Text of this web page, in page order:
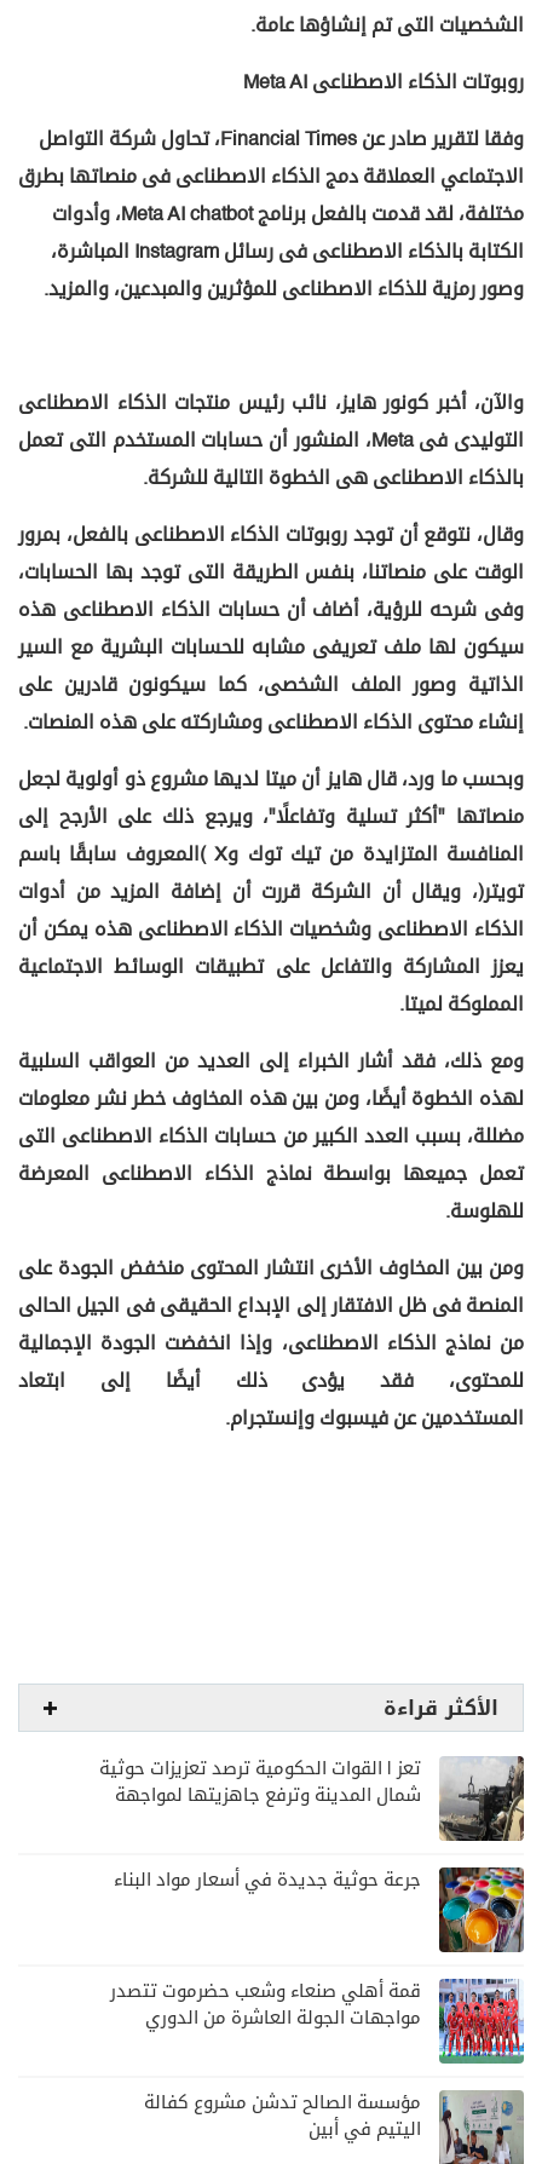
الشخصيات التى تم إنشاؤها عامة.
روبوتات الذكاء الاصطناعى Meta AI
وفقا لتقرير صادر عن Financial Times، تحاول شركة التواصل
الاجتماعي العملاقة دمج الذكاء الاصطناعى فى منصاتها بطرق
مختلفة، لقد قدمت بالفعل برنامج Meta AI chatbot، وأدوات
الكتابة بالذكاء الاصطناعى فى رسائل Instagram المباشرة،
وصور رمزية للذكاء الاصطناعى للمؤثرين والمبدعين، والمزيد.
والآن، أخبر كونور هايز، نائب رئيس منتجات الذكاء الاصطناعى
التوليدى فى Meta، المنشور أن حسابات المستخدم التى تعمل
بالذكاء الاصطناعى هى الخطوة التالية للشركة.
وقال، نتوقع أن توجد روبوتات الذكاء الاصطناعى بالفعل، بمرور
الوقت على منصاتنا، بنفس الطريقة التى توجد بها الحسابات،
وفى شرحه للرؤية، أضاف أن حسابات الذكاء الاصطناعى هذه
سيكون لها ملف تعريفى مشابه للحسابات البشرية مع السير
الذاتية وصور الملف الشخصى، كما سيكونون قادرين على
إنشاء محتوى الذكاء الاصطناعى ومشاركته على هذه المنصات.
وبحسب ما ورد، قال هايز أن ميتا لديها مشروع ذو أولوية لجعل
منصاتها "أكثر تسلية وتفاعلًا"، ويرجع ذلك على الأرجح إلى
المنافسة المتزايدة من تيك توك وX (المعروف سابقًا باسم
تويتر)، ويقال أن الشركة قررت أن إضافة المزيد من أدوات
الذكاء الاصطناعى وشخصيات الذكاء الاصطناعى هذه يمكن أن
يعزز المشاركة والتفاعل على تطبيقات الوسائط الاجتماعية
المملوكة لميتا.
ومع ذلك، فقد أشار الخبراء إلى العديد من العواقب السلبية
لهذه الخطوة أيضًا، ومن بين هذه المخاوف خطر نشر معلومات
مضللة، بسبب العدد الكبير من حسابات الذكاء الاصطناعى التى
تعمل جميعها بواسطة نماذج الذكاء الاصطناعى المعرضة
للهلوسة.
ومن بين المخاوف الأخرى انتشار المحتوى منخفض الجودة على
المنصة فى ظل الافتقار إلى الإبداع الحقيقى فى الجيل الحالى
من نماذج الذكاء الاصطناعى، وإذا انخفضت الجودة الإجمالية
للمحتوى، فقد يؤدى ذلك أيضًا إلى ابتعاد
المستخدمين عن فيسبوك وإنستجرام.
الأكثر قراءة
تعز | القوات الحكومية ترصد تعزيزات حوثية
شمال المدينة وترفع جاهزيتها لمواجهة
جرعة حوثية جديدة في أسعار مواد البناء
قمة أهلي صنعاء وشعب حضرموت تتصدر
مواجهات الجولة العاشرة من الدوري
مؤسسة الصالح تدشن مشروع كفالة
اليتيم في أبين